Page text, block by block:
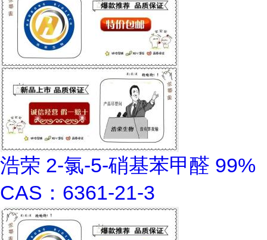
浩荣 2-氯-5-硝基苯甲醛 99%
CAS：6361-21-3